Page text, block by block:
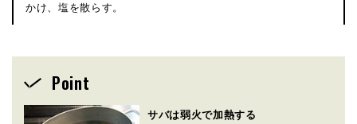
かけ、塩を散らす。
Point
サバは弱火で加熱する